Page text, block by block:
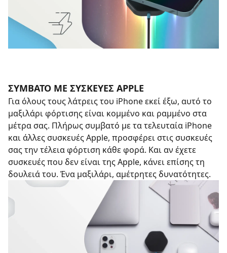
ΣΥΜΒΑΤΌ ΜΕ ΣΥΣΚΕΥΈΣ APPLE
Για όλους τους λάτρεις του iPhone εκεί έξω, αυτό το
μαξιλάρι φόρτισης είναι κομμένο και ραμμένο στα
μέτρα σας. Πλήρως συμβατό με τα τελευταία iPhone
και άλλες συσκευές Apple, προσφέρει στις συσκευές
σας την τέλεια φόρτιση κάθε φορά. Και αν έχετε
συσκευές που δεν είναι της Apple, κάνει επίσης τη
δουλειά του. Ένα μαξιλάρι, αμέτρητες δυνατότητες.